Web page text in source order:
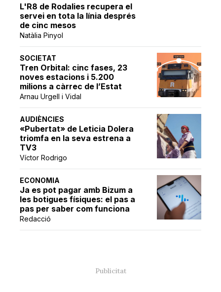
L'R8 de Rodalies recupera el
servei en tota la línia després
de cinc mesos
Natàlia Pinyol
SOCIETAT
Tren Orbital: cinc fases, 23
noves estacions i 5.200
milions a càrrec de l’Estat
Arnau Urgell i Vidal
AUDIÈNCIES
«Pubertat» de Leticia Dolera
triomfa en la seva estrena a
TV3
Víctor Rodrigo
ECONOMIA
Ja es pot pagar amb Bizum a
les botigues físiques: el pas a
pas per saber com funciona
Redacció